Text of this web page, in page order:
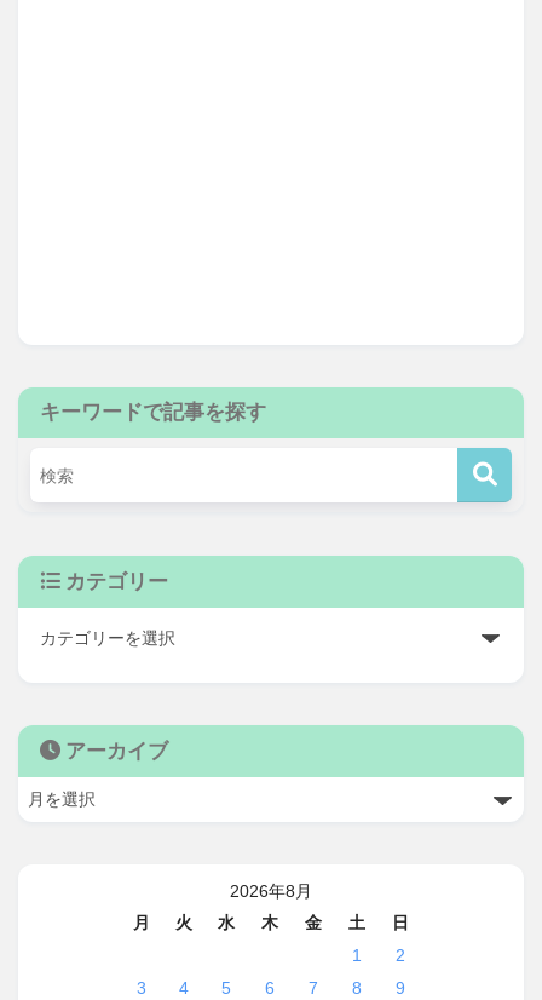
キーワードで記事を探す
カテゴリー
アーカイブ
2026年8月
月
火 水 木 金 土
日
1
2
3
4 5 6 7 8
9